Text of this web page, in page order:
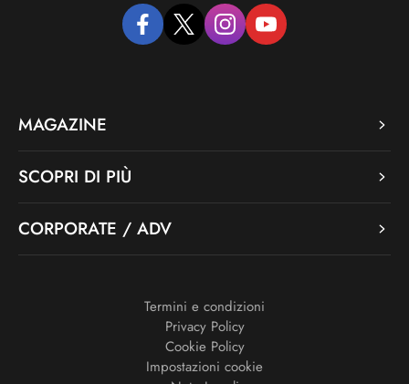
facebooktwitter instagramyoutube
MAGAZINE
SCOPRI DI PIÙ
CORPORATE / ADV
Termini e condizioni
Privacy Policy
Cookie Policy
Impostazioni cookie